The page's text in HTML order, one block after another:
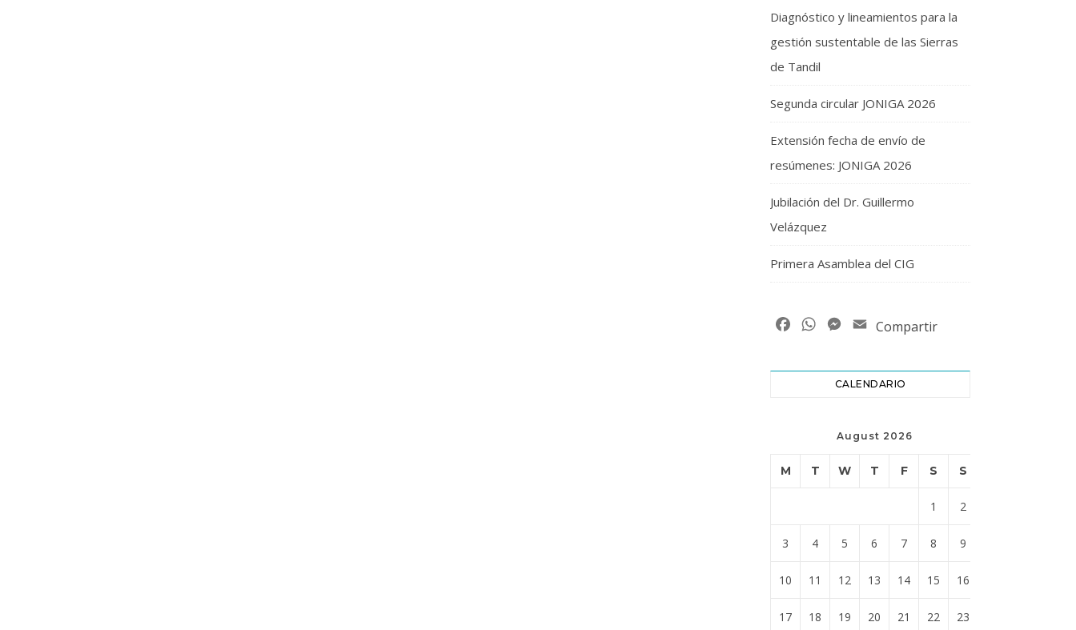
Diagnóstico y lineamientos para la
gestión sustentable de las Sierras
de Tandil
Segunda circular JONIGA 2026
Extensión fecha de envío de
resúmenes: JONIGA 2026
Jubilación del Dr. Guillermo
Velázquez
Primera Asamblea del CIG
FacebookWhatsAppMessenger
Email
Compartir
CALENDARIO
August 2026
M T W T F S S
1 2
3 4 5 6 7 8 9
10 11 12 13 14 15 16
17 18 19 20 21 22 23